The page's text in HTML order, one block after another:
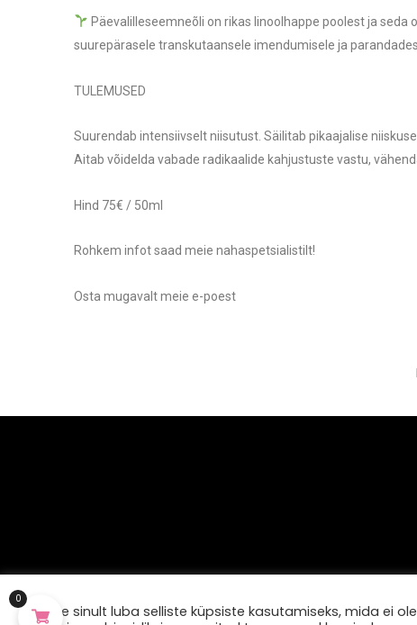
Päevalilleseemneõli on rikas linoolhappe poolest ja
suurepärasele transkutaansele imendumisele ja
TULEMUSED
Suurendab intensiivselt niisutust. Säilitab pikaajalise
Aitab võidelda vabade radikaalide kahjustuste vastu,
Hind 75€ / 50ml
Rohkem infot saad meie nahaspetsialistilt!
Osta mugavalt meie e-poest
Küsime sinult luba selliste küpsiste kasutamiseks, mida ei
0